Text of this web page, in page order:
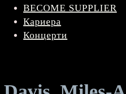
BECOME SUPPLIER
Кариера
Концерти